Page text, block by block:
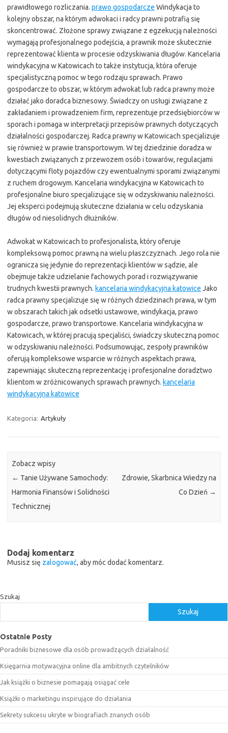
prawidłowego rozliczania. prawo gospodarcze Windykacja to
kolejny obszar, na którym adwokaci i radcy prawni potrafią się
skoncentrować. Złożone sprawy związane z egzekucją należności
wymagają profesjonalnego podejścia, a prawnik może skutecznie
reprezentować klienta w procesie odzyskiwania długów. Kancelaria
windykacyjna w Katowicach to także instytucja, która oferuje
specjalistyczną pomoc w tego rodzaju sprawach. Prawo
gospodarcze to obszar, w którym adwokat lub radca prawny może
działać jako doradca biznesowy. Świadczy on usługi związane z
zakładaniem i prowadzeniem firm, reprezentuje przedsiębiorców w
sporach i pomaga w interpretacji przepisów prawnych dotyczących
działalności gospodarczej. Radca prawny w Katowicach specjalizuje
się również w prawie transportowym. W tej dziedzinie doradza w
kwestiach związanych z przewozem osób i towarów, regulacjami
dotyczącymi floty pojazdów czy ewentualnymi sporami związanymi
z ruchem drogowym. Kancelaria windykacyjna w Katowicach to
profesjonalne biuro specjalizujące się w odzyskiwaniu należności.
Jej eksperci podejmują skuteczne działania w celu odzyskania
długów od niesolidnych dłużników.
Adwokat w Katowicach to profesjonalista, który oferuje
kompleksową pomoc prawną na wielu płaszczyznach. Jego rola nie
ogranicza się jedynie do reprezentacji klientów w sądzie, ale
obejmuje także udzielanie fachowych porad i rozwiązywanie
trudnych kwestii prawnych. kancelaria windykacyjna katowice Jako
radca prawny specjalizuje się w różnych dziedzinach prawa, w tym
w obszarach takich jak odsetki ustawowe, windykacja, prawo
gospodarcze, prawo transportowe. Kancelaria windykacyjna w
Katowicach, w której pracują specjaliści, świadczy skuteczną pomoc
w odzyskiwaniu należności. Podsumowując, zespoły prawników
oferują kompleksowe wsparcie w różnych aspektach prawa,
zapewniając skuteczną reprezentację i profesjonalne doradztwo
klientom w zróżnicowanych sprawach prawnych. kancelaria
windykacyjna katowice
Kategoria: Artykuły
Zobacz wpisy
← Tanie Używane Samochody:
Harmonia Finansów i Solidności
Technicznej
Zdrowie, Skarbnica Wiedzy na
Co Dzień →
Dodaj komentarz
Musisz się zalogować, aby móc dodać komentarz.
Szukaj
Szukaj
Ostatnie Posty
Poradniki biznesowe dla osób prowadzących działalność
Księgarnia motywacyjna online dla ambitnych czytelników
Jak książki o biznesie pomagają osiągać cele
Książki o marketingu inspirujące do działania
Sekrety sukcesu ukryte w biografiach znanych osób